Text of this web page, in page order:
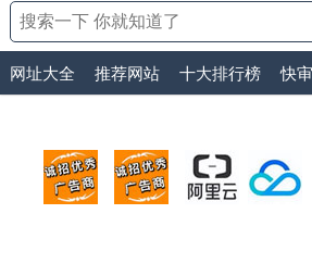
网址大全 推荐网站 十大排行榜 快
顶部广告位1
广告位招商_广告位待售
顶部广告位2
广告位招商_广告位
阿里云
打折活动